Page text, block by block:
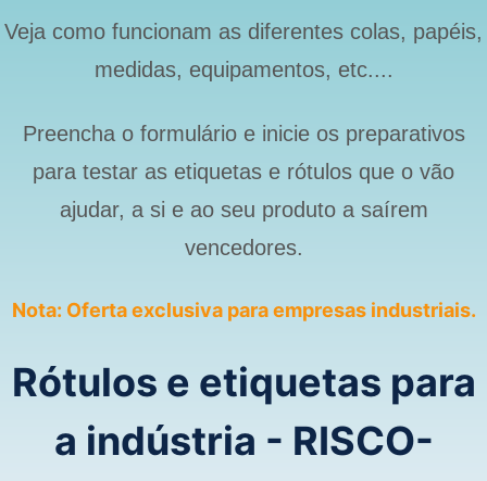
Veja como funcionam as diferentes colas, papéis,
medidas, equipamentos, etc....
Preencha o formulário e inicie os preparativos
para testar as etiquetas e rótulos que o vão
ajudar, a si e ao seu produto a saírem
vencedores.
Nota: Oferta exclusiva para empresas industriais.
Rótulos e etiquetas para
a indústria - RISCO-